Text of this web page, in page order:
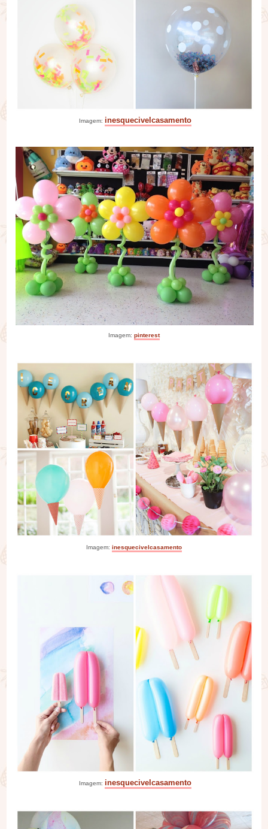
Imagem: inesquecivelcasamento
Imagem: pinterest
Imagem: inesquecivelcasamento
Imagem: inesquecivelcasamento